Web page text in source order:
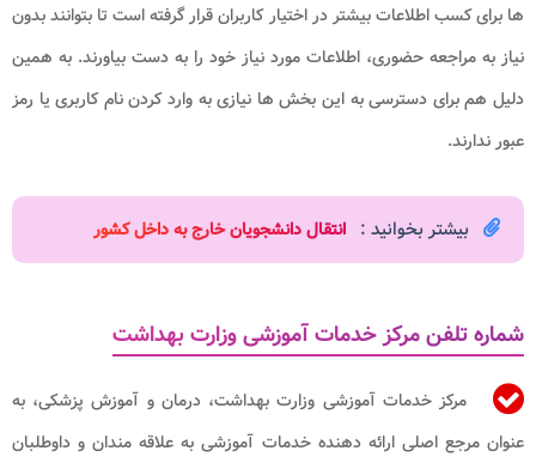
ها برای کسب اطلاعات بیشتر در اختیار کاربران قرار گرفته است تا بتوانند بدون
نیاز به مراجعه حضوری، اطلاعات مورد نیاز خود را به دست بیاورند. به همین
دلیل هم برای دسترسی به این بخش ها نیازی به وارد کردن نام کاربری یا رمز
عبور ندارند.
بیشتر بخوانید : انتقال دانشجویان خارج به داخل کشور​
شماره تلفن مرکز خدمات آموزشی وزارت بهداشت
مرکز خدمات آموزشی وزارت بهداشت، درمان و آموزش پزشکی، به
عنوان مرجع اصلی ارائه دهنده خدمات آموزشی به علاقه مندان و داوطلبان